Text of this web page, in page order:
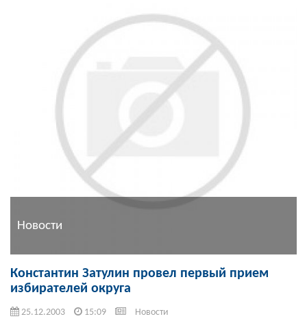
Новости
Константин Затулин провел первый прием
избирателей округа
25.12.2003 15:09 Новости